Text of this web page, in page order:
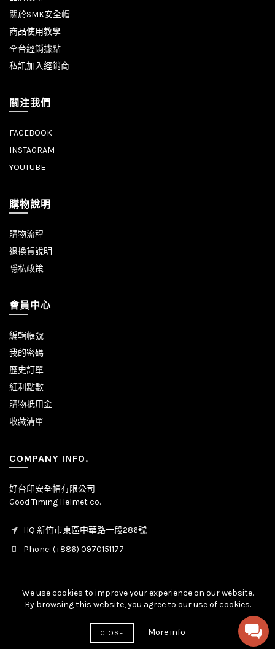
關於SMK安全帽
商品使用教學
全台經銷據點
私訊加入經銷商
關注我們
FACEBOOK
INSTAGRAM
YOUTUBE
購物說明
購物流程
退換貨說明
隱私政策
會員中心
編輯帳號
我的密碼
歷史訂單
紅利點數
購物抵用金
收藏清單
COMPANY INFO.
好台印安全帽有限公司
Good Timing Helmet co.
HQ 新竹市東區中華路一段286號
Phone: (+886) 0970151177
We use cookies to improve your experience on our website.
By browsing this website, you agree to our use of cookies.
CLOSE More info